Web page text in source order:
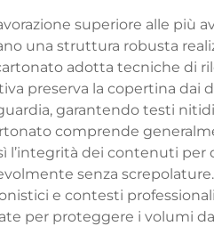
superiore alle più
una struttura robusta
adotta tecniche di
preserva la copertina dai
garantendo testi
comprende
l’integrità dei contenuti per
senza
e contesti
per proteggere i volumi